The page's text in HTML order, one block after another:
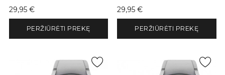
Kaina
29,95 €
PERŽIŪRĖTI PREKĘ
Kaina
29,95 €
PERŽIŪRĖTI PREKĘ